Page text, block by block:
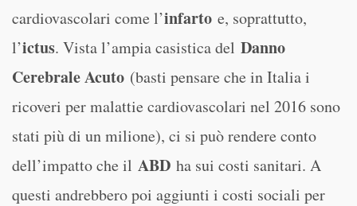
cardiovascolari come l’infarto e, soprattutto,
l’ictus. Vista l’ampia casistica del Danno
Cerebrale Acuto (basti pensare che in Italia i
ricoveri per malattie cardiovascolari nel 2016 sono
stati più di un milione), ci si può rendere conto
dell’impatto che il ABD ha sui costi sanitari. A
questi andrebbero poi aggiunti i costi sociali per